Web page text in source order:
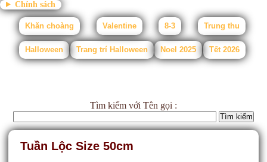
Chính sách
Khăn choàng Valentine 8-3 Trung thu
Halloween Trang trí Halloween Noel 2025 Tết 2026
Tìm kiếm với Tên gọi :
Tuần Lộc Size 50cm